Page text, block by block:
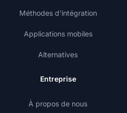
Méthodes d'intégration
Applications mobiles
Alternatives
Entreprise
À propos de nous